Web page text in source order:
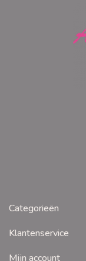
Categorieën
Klantenservice
Mijn account